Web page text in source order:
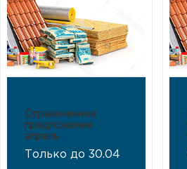
Ограниченное
предложение
апрель
Только до 30.04